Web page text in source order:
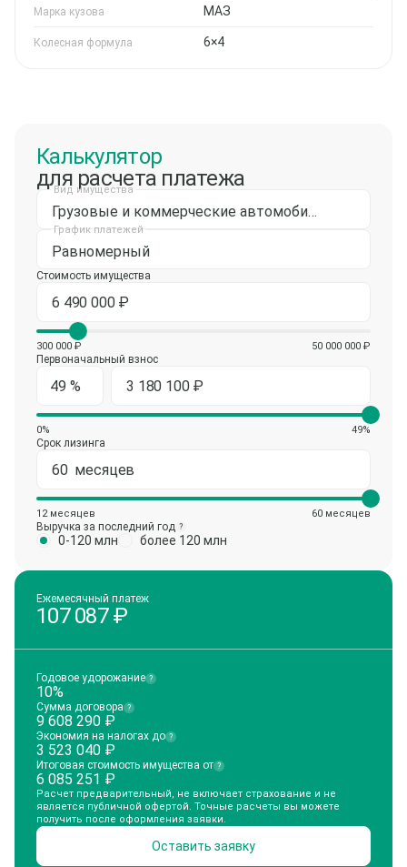
Марка кузова МАЗ
Колесная формула 6×4
Калькулятор
для расчета платежа
Грузовые и коммерческие автомобили
Вид имущества
Равномерный
График платежей
Стоимость имущества
300 000 ₽ 50 000 000 ₽
Первоначальный взнос
0% 49%
Срок лизинга
12 месяцев 60 месяцев
Выручка за последний год ?
0-120 млн более 120 млн
Ежемесячный платеж
107 087₽
Годовое удорожание ?
10%
Сумма договора ?
9 608 290 ₽
Экономия на налогах до ?
3 523 040 ₽
Итоговая стоимость имущества от ?
6 085 251 ₽
Расчет предварительный, не включает страхование и не
является публичной офертой. Точные расчеты вы можете
получить после оформления заявки.
Оставить заявку